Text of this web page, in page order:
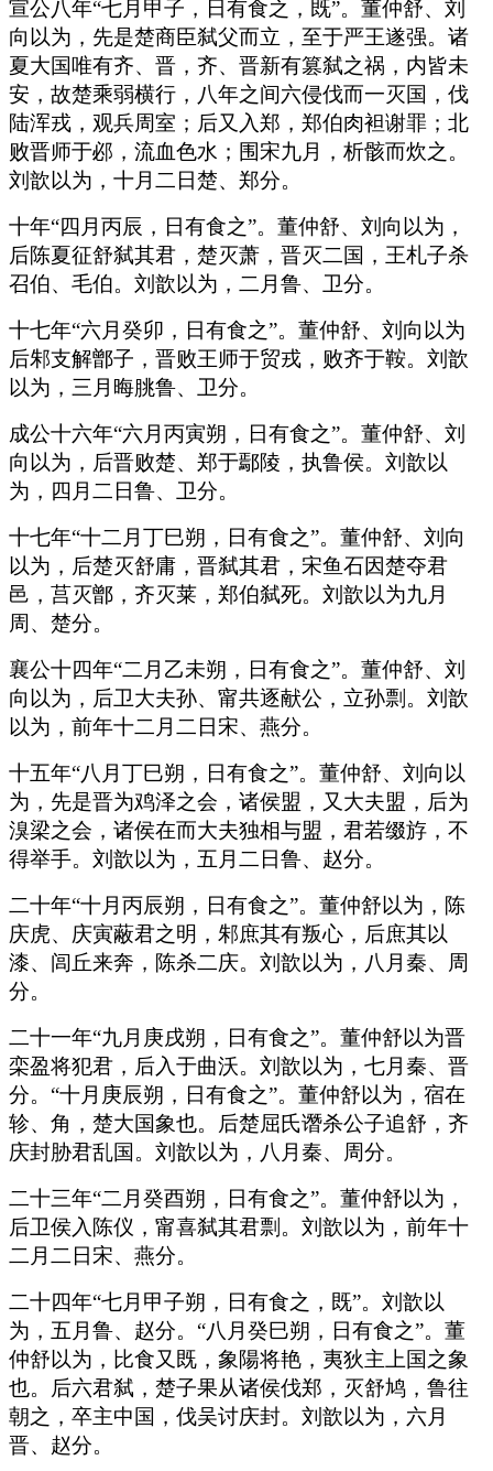
宣公八年“七月甲子，日有食之，既”。董仲舒、刘
向以为，先是楚商臣弑父而立，至于严王遂强。诸
夏大国唯有齐、晋，齐、晋新有篡弑之祸，内皆未
安，故楚乘弱横行，八年之间六侵伐而一灭国，伐
陆浑戎，观兵周室；后又入郑，郑伯肉袒谢罪；北
败晋师于邲，流血色水；围宋九月，析骸而炊之。
刘歆以为，十月二日楚、郑分。
十年“四月丙辰，日有食之”。董仲舒、刘向以为，
后陈夏征舒弑其君，楚灭萧，晋灭二国，王札子杀
召伯、毛伯。刘歆以为，二月鲁、卫分。
十七年“六月癸卯，日有食之”。董仲舒、刘向以为
后邾支解鄫子，晋败王师于贸戎，败齐于鞍。刘歆
以为，三月晦朓鲁、卫分。
成公十六年“六月丙寅朔，日有食之”。董仲舒、刘
向以为，后晋败楚、郑于鄢陵，执鲁侯。刘歆以
为，四月二日鲁、卫分。
十七年“十二月丁巳朔，日有食之”。董仲舒、刘向
以为，后楚灭舒庸，晋弑其君，宋鱼石因楚夺君
邑，莒灭鄫，齐灭莱，郑伯弑死。刘歆以为九月
周、楚分。
襄公十四年“二月乙未朔，日有食之”。董仲舒、刘
向以为，后卫大夫孙、甯共逐献公，立孙剽。刘歆
以为，前年十二月二日宋、燕分。
十五年“八月丁巳朔，日有食之”。董仲舒、刘向以
为，先是晋为鸡泽之会，诸侯盟，又大夫盟，后为
溴梁之会，诸侯在而大夫独相与盟，君若缀斿，不
得举手。刘歆以为，五月二日鲁、赵分。
二十年“十月丙辰朔，日有食之”。董仲舒以为，陈
庆虎、庆寅蔽君之明，邾庶其有叛心，后庶其以
漆、闾丘来奔，陈杀二庆。刘歆以为，八月秦、周
分。
二十一年“九月庚戌朔，日有食之”。董仲舒以为晋
栾盈将犯君，后入于曲沃。刘歆以为，七月秦、晋
分。“十月庚辰朔，日有食之”。董仲舒以为，宿在
轸、角，楚大国象也。后楚屈氏谮杀公子追舒，齐
庆封胁君乱国。刘歆以为，八月秦、周分。
二十三年“二月癸酉朔，日有食之”。董仲舒以为，
后卫侯入陈仪，甯喜弑其君剽。刘歆以为，前年十
二月二日宋、燕分。
二十四年“七月甲子朔，日有食之，既”。刘歆以
为，五月鲁、赵分。“八月癸巳朔，日有食之”。董
仲舒以为，比食又既，象陽将艳，夷狄主上国之象
也。后六君弑，楚子果从诸侯伐郑，灭舒鸠，鲁往
朝之，卒主中国，伐吴讨庆封。刘歆以为，六月
晋、赵分。